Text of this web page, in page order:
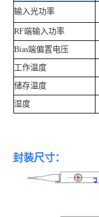
输入光功率
RF端输入功率
Bias端偏置电压
工作温度
储存温度
湿度
封装尺寸：